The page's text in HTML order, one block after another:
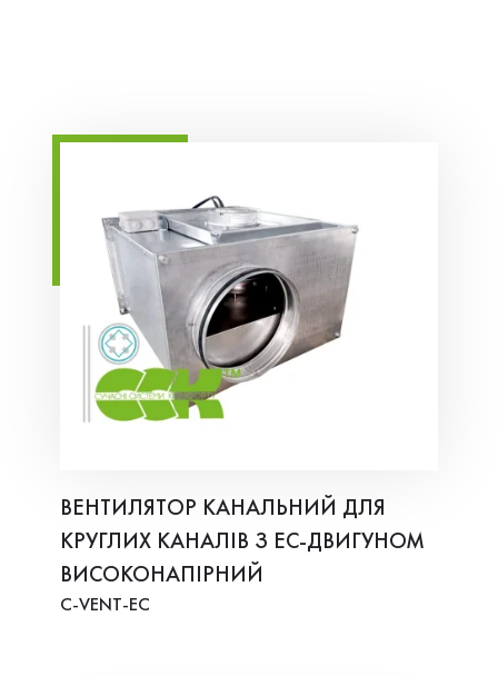
ВЕНТИЛЯТОР КАНАЛЬНИЙ ДЛЯ
КРУГЛИХ КАНАЛІВ З ЕС-ДВИГУНОМ
ВИСОКОНАПІРНИЙ
C-VENT-EC